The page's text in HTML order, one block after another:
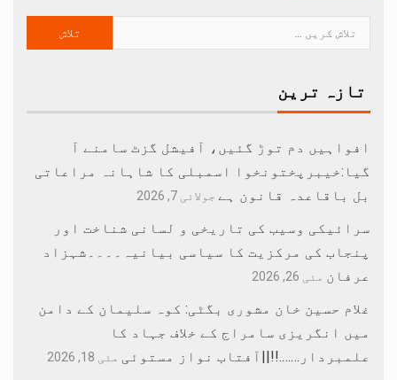
تازہ ترین
افواہیں دم توڑ گئیں، آفیشل گزٹ سامنے آ
گیا:خیبرپختونخوا اسمبلی کا شاہانہ مراعاتی
بل باقاعدہ قانون ہے جولائی 7, 2026
سرائیکی وسیب کی تاریخی و لسانی شناخت اور
پنجاب کی مرکزیت کا سیاسی بیانیہ۔۔۔۔شہزاد
عرفان مئی 26, 2026
غلام حسین خان مشوری بگٹی: کوہ سلیمان کے دامن
میں انگریزی سامراج کے خلاف جہاد کا
علمبردار…….!!||آفتاب نواز مستوئی مئی 18, 2026